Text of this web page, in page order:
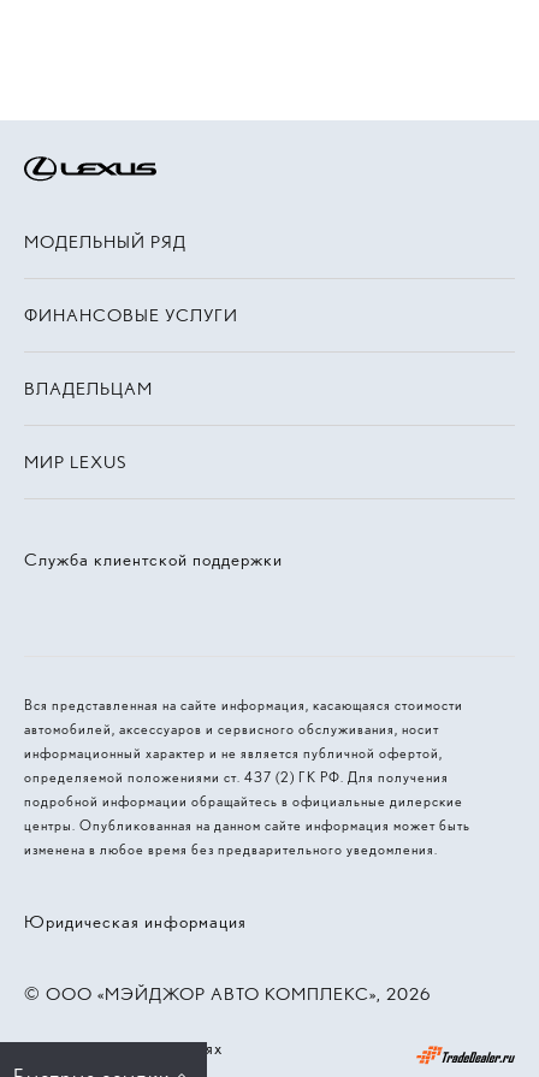
Служба клиентской поддержки
МОДЕЛЬНЫЙ РЯД
ФИНАНСОВЫЕ УСЛУГИ
ВЛАДЕЛЬЦАМ
МИР LEXUS
Вся представленная на сайте информация, касающаяся стоимости
автомобилей, аксессуаров и сервисного обслуживания, носит
информационный характер и не является публичной офертой,
определяемой положениями ст. 437 (2) ГК РФ. Для получения
подробной информации обращайтесь в официальные дилерские
центры. Опубликованная на данном сайте информация может быть
изменена в любое время без предварительного уведомления.
© 2026, ООО «МЭЙДЖОР АВТО КОМПЛЕКС»
Юридическая информация
Работает на технологиях